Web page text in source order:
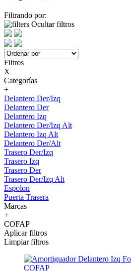
Filtrando por:
Ocultar filtros
Filtros
X
Categorías
+
Delantero Der/Izq
Delantero Der
Delantero Izq
Delantero Der/Izq Alt
Delantero Izq Alt
Delantero Der/Alt
Trasero Der/Izq
Trasero Izq
Trasero Der
Trasero Der/Izq Alt
Espolon
Puerta Trasera
Marcas
+
COFAP
Aplicar filtros
Limpiar filtros